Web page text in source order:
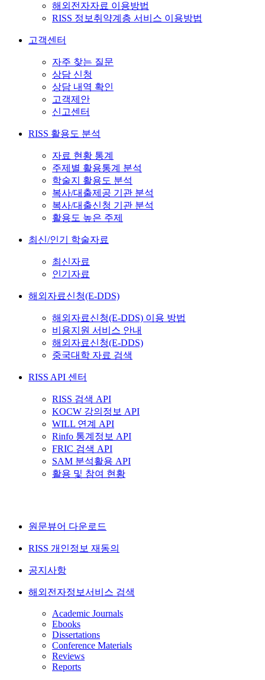
해외전자자료 이용방법
RISS 정보취약계층 서비스 이용방법
고객센터
자주 찾는 질문
상담 신청
상담 내역 확인
고객제안
신고센터
RISS 활용도 분석
자료 현황 통계
주제별 활용통계 분석
학술지 활용도 분석
복사/대출제공 기관 분석
복사/대출신청 기관 분석
활용도 높은 주제
최신/인기 학술자료
최신자료
인기자료
해외자료신청(E-DDS)
해외자료신청(E-DDS) 이용 방법
비용지원 서비스 안내
해외자료신청(E-DDS)
중국대학 자료 검색
RISS API 센터
RISS 검색 API
KOCW 강의정보 API
WILL 연계 API
Rinfo 통계정보 API
FRIC 검색 API
SAM 분석활용 API
활용 및 참여 현황
원문뷰어 다운로드
RISS 개인정보 재동의
공지사항
해외전자정보서비스 검색
Academic Journals
Ebooks
Dissertations
Conference Materials
Reviews
Reports